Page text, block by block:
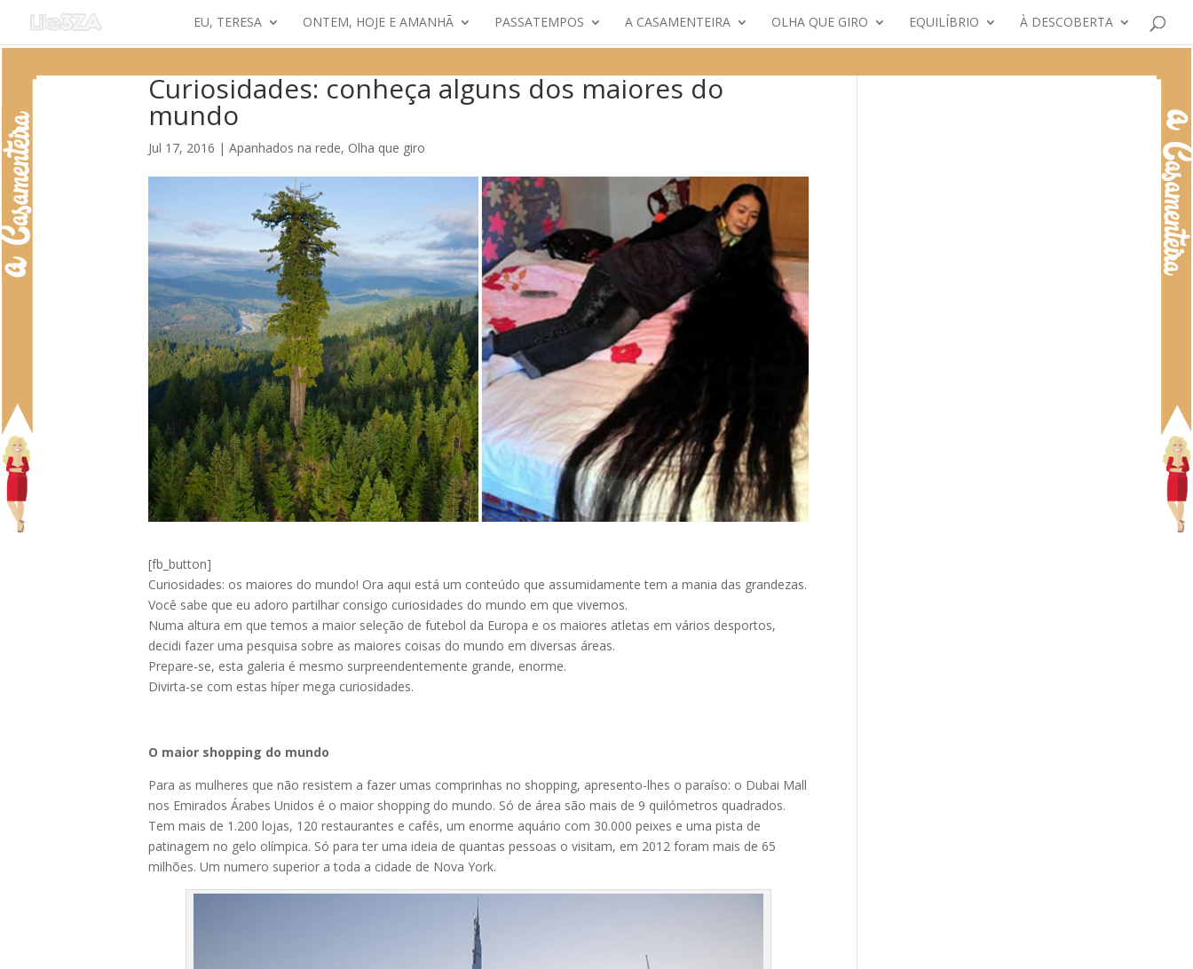
EU, TERESA ONTEM, HOJE E AMANHÃ PASSATEMPOS A CASAMENTEIRA OLHA QUE GIRO EQUILÍBRIO À DESCOBERTA
Curiosidades: conheça alguns dos maiores do
mundo
Jul 17, 2016 |Apanhados na rede, Olha que giro
[fb_button]
Curiosidades: os maiores do mundo! Ora aqui está um conteúdo que assumidamente tem a mania das grandezas.
Você sabe que eu adoro partilhar consigo curiosidades do mundo em que vivemos.
Numa altura em que temos a maior seleção de futebol da Europa e os maiores atletas em vários desportos,
decidi fazer uma pesquisa sobre as maiores coisas do mundo em diversas áreas.
Prepare-se, esta galeria é mesmo surpreendentemente grande, enorme.
Divirta-se com estas híper mega curiosidades.
O maior shopping do mundo
Para as mulheres que não resistem a fazer umas comprinhas no shopping, apresento-lhes o paraíso: o Dubai Mall
nos Emirados Árabes Unidos é o maior shopping do mundo. Só de área são mais de 9 quilómetros quadrados.
Tem mais de 1.200 lojas, 120 restaurantes e cafés, um enorme aquário com 30.000 peixes e uma pista de
patinagem no gelo olímpica. Só para ter uma ideia de quantas pessoas o visitam, em 2012 foram mais de 65
milhões. Um numero superior a toda a cidade de Nova York.